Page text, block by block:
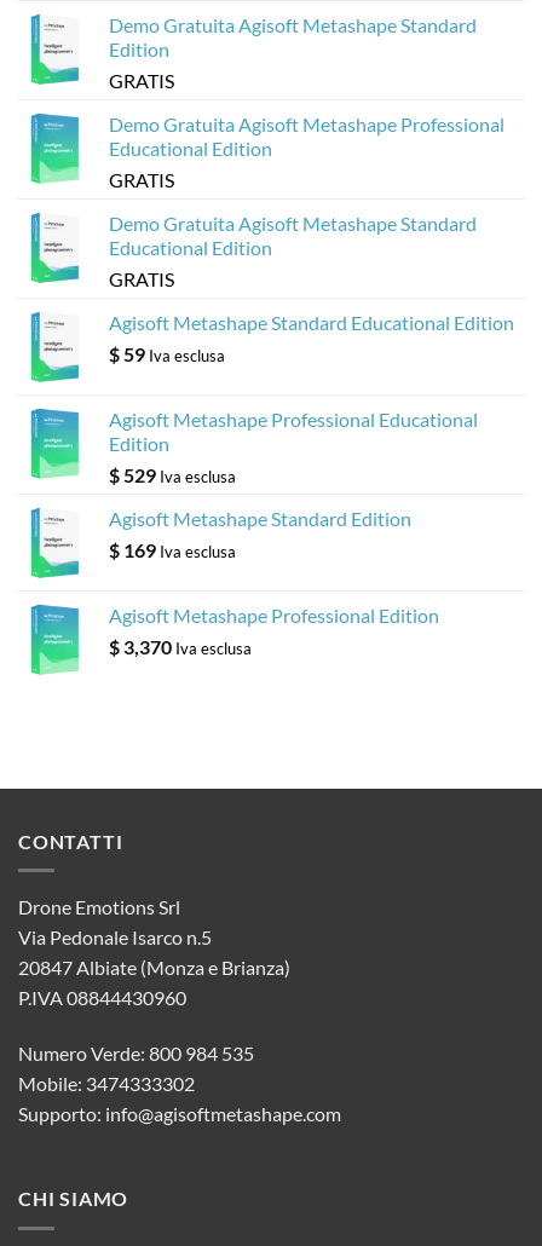
AgisoftDemo Gratuita Agisoft Metashape Standard
Edition
GRATIS
Demo Gratuita Agisoft Metashape Professional
Educational Edition
GRATIS
Demo Gratuita Agisoft Metashape Standard
Educational Edition
GRATIS
Agisoft Metashape Standard Educational Edition
$59 Iva esclusa
Agisoft Metashape Professional Educational
Edition
$529 Iva esclusa
Agisoft Metashape Standard Edition
$ 169 Iva esclusa
Agisoft Metashape Professional Edition
$ 3,370 Iva esclusa
CONTATTI
Drone Emotions Srl
Via Pedonale Isarco n.5
20847 Albiate (Monza e Brianza)
P.IVA 08844430960
Numero Verde: 800 984 535
Mobile: 3474333302
Supporto: info@agisoftmetashape.com
CHI SIAMO